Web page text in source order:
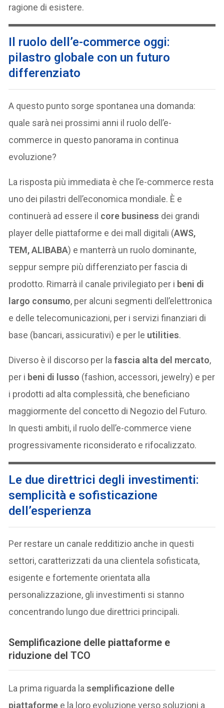
ragione di esistere.
Il ruolo dell’e-commerce oggi:
pilastro globale con un futuro
differenziato
A questo punto sorge spontanea una domanda:
quale sarà nei prossimi anni il ruolo dell’e-
commerce in questo panorama in continua
evoluzione?
La risposta più immediata è che l’e-commerce resta
uno dei pilastri dell’economica mondiale. È e
continuerà ad essere il core business dei grandi
player delle piattaforme e dei mall digitali (AWS,
TEM, ALIBABA) e manterrà un ruolo dominante,
seppur sempre più differenziato per fascia di
prodotto. Rimarrà il canale privilegiato per i beni di
largo consumo, per alcuni segmenti dell’elettronica
e delle telecomunicazioni, per i servizi finanziari di
base (bancari, assicurativi) e per le utilities.
Diverso è il discorso per lafascia alta del mercato,
per i beni di lusso (fashion, accessori, jewelry) e per
i prodotti ad alta complessità, che beneficiano
maggiormente del concetto di Negozio del Futuro.
In questi ambiti, il ruolo dell’e-commerce viene
progressivamente riconsiderato e rifocalizzato.
Le due direttrici degli investimenti:
semplicità e sofisticazione
dell’esperienza
Per restare un canale redditizio anche in questi
settori, caratterizzati da una clientela sofisticata,
esigente e fortemente orientata alla
personalizzazione, gli investimenti si stanno
concentrando lungo due direttrici principali.
Semplificazione delle piattaforme e
riduzione del TCO
La prima riguarda lasemplificazione delle
piattaforme e la loro evoluzione verso soluzioni a